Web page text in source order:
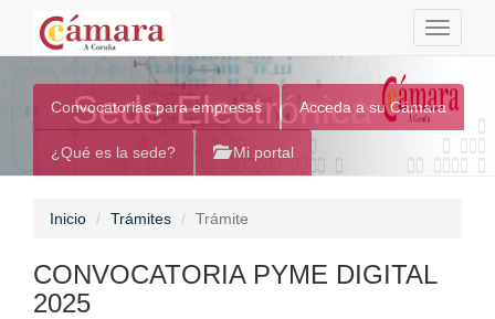
Toggle
Sede Electrónica
Convocatorias para empresas Acceda a su Cámara
¿Qué es la sede? Mi portal
Inicio Trámites Trámite
CONVOCATORIA PYME DIGITAL
2025